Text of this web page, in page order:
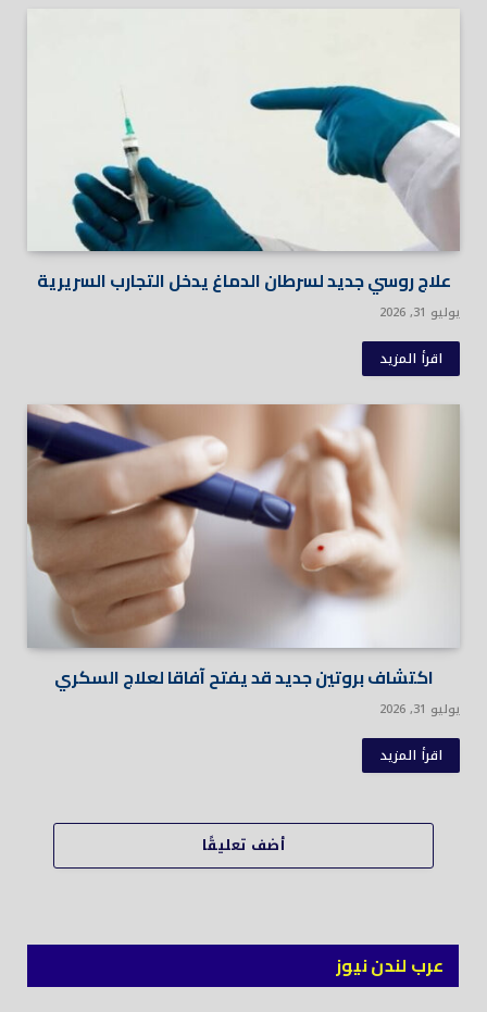
علاج روسي جديد لسرطان الدماغ يدخل التجارب السريرية
يوليو 31, 2026
اقرأ المزيد
اكتشاف بروتين جديد قد يفتح آفاقا لعلاج السكري
يوليو 31, 2026
اقرأ المزيد
أضف تعليقًا
عرب لندن نيوز